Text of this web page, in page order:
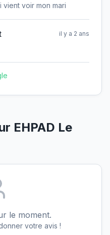
vient voir mon mari
il y a 2 ans
EHPAD Le
le moment.
votre avis !